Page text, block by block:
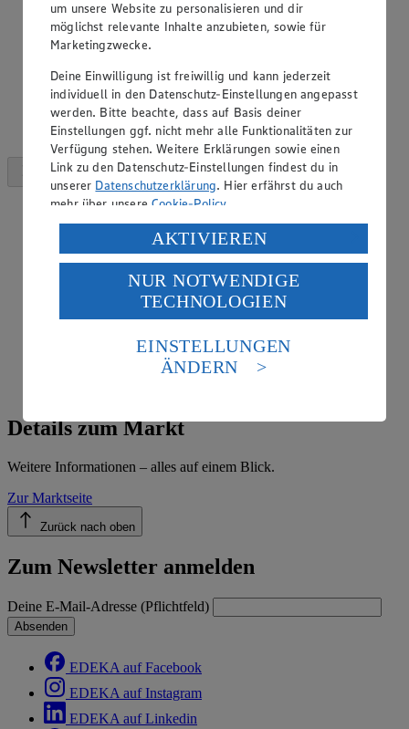
Details zum Markt
Weitere Informationen – alles auf einem Blick.
Zur Marktseite
Zurück nach oben
Zum Newsletter anmelden
Deine E-Mail-Adresse (Pflichtfeld)
Absenden
EDEKA auf Facebook
EDEKA auf Instagram
EDEKA auf Linkedin
um unsere Website zu personalisieren und dir
möglichst relevante Inhalte anzubieten, sowie für
Marketingzwecke.
Deine Einwilligung ist freiwillig und kann jederzeit
individuell in den Datenschutz-Einstellungen angepasst
werden. Bitte beachte, dass auf Basis deiner
Einstellungen ggf. nicht mehr alle Funktionalitäten zur
Verfügung stehen. Weitere Erklärungen sowie einen
Link zu den Datenschutz-Einstellungen findest du in
unserer Datenschutzerklärung. Hier erfährst du auch
mehr über unsereCookie-Policy.
Verarbeitung deiner personenbezogenen Daten in den
USA durch Facebook und YouTube:
Wenn du auf „Aktivieren“ klickst, willigst du im Sinne
des Art. 49 Abs. 1 Satz 1 lit. a) DSGVO ein, dass deine
Daten in den USA verarbeitet werden. Der EuGH sieht
die USA als Land mit einem nach europäischen
Standards nicht angemessenen Datenschutzniveau an.
Es besteht das Risiko eines Zugriffs durch US-
Informationen zum Herausgeber der Seite findest du
AKTIVIEREN
NUR NOTWENDIGE
TECHNOLOGIEN
EINSTELLUNGEN
ÄNDERN